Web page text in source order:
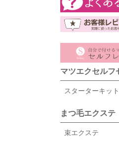
マツエクセルフ
スターターキット
まつ毛エクステ
束エクステ